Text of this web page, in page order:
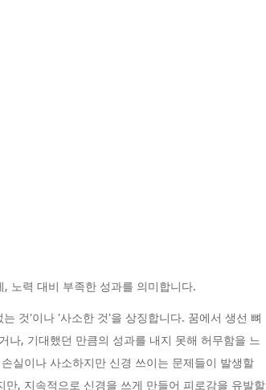
노력 대비 부족한 성과를 의미합니다.
것'이나 '사소한 것'을 상징합니다. 꿈에서 생선 뼈
나, 기대했던 만큼의 성과를 내지 못해 허무함을 느
실이나 사소하지만 신경 쓰이는 문제들이 발생할
, 지속적으로 신경을 쓰게 만들어 피로감을 유발할